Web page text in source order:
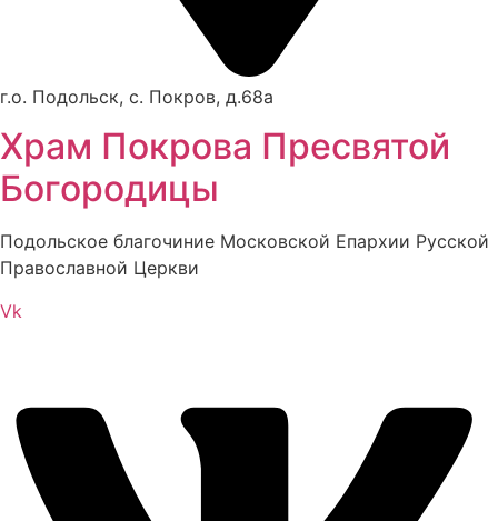
г.о. Подольск, с. Покров, д.68а
Храм Покрова Пресвятой
Богородицы
Подольское благочиние Московской Епархии Русской
Православной Церкви
Vk